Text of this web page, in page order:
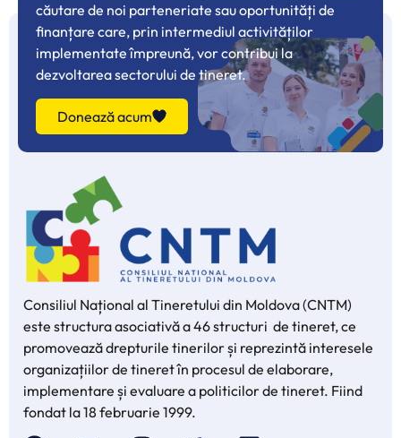
căutare de noi parteneriate sau oportunități de
finanțare care, prin intermediul activităților
implementate împreună, vor contribui la
dezvoltarea sectorului de tineret.
Donează acum
Consiliul Național al Tineretului din Moldova (CNTM)
este structura asociativă a 46 structuri de tineret, ce
promovează drepturile tinerilor și reprezintă interesele
organizațiilor de tineret în procesul de elaborare,
implementare și evaluare a politicilor de tineret. Fiind
fondat la 18 februarie 1999.